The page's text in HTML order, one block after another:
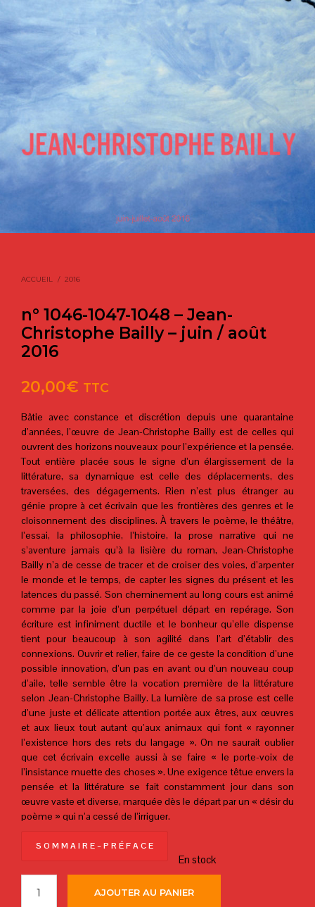
ACCUEIL / 2016
n° 1046-1047-1048 – Jean-
Christophe Bailly – juin / août
2016
20,00€ TTC
Bâtie avec constance et discrétion depuis une quarantaine
d’années, l’œuvre de Jean-Christophe Bailly est de celles qui
ouvrent des horizons nouveaux pour l’expérience et la pensée.
Tout entière placée sous le signe d’un élargissement de la
littérature, sa dynamique est celle des déplacements, des
traversées, des dégagements. Rien n’est plus étranger au
génie propre à cet écrivain que les frontières des genres et le
cloisonnement des disciplines. À travers le poème, le théâtre,
l’essai, la philosophie, l’histoire, la prose narrative qui ne
s’aventure jamais qu’à la lisière du roman, Jean-Christophe
Bailly n’a de cesse de tracer et de croiser des voies, d’arpenter
le monde et le temps, de capter les signes du présent et les
latences du passé. Son cheminement au long cours est animé
comme par la joie d’un perpétuel départ en repérage. Son
écriture est infiniment ductile et le bonheur qu’elle dispense
tient pour beaucoup à son agilité dans l’art d’établir des
connexions. Ouvrir et relier, faire de ce geste la condition d’une
possible innovation, d’un pas en avant ou d’un nouveau coup
d’aile, telle semble être la vocation première de la littérature
selon Jean-Christophe Bailly. La lumière de sa prose est celle
d’une juste et délicate attention portée aux êtres, aux œuvres
et aux lieux tout autant qu’aux animaux qui font « rayonner
l’existence hors des rets du langage ». On ne saurait oublier
que cet écrivain excelle aussi à se faire « le porte-voix de
l’insistance muette des choses ». Une exigence têtue envers la
pensée et la littérature se fait constamment jour dans son
œuvre vaste et diverse, marquée dès le départ par un « désir du
poème » qui n’a cessé de l’irriguer.
S O M M A I R E – P R É F A C E
En stock
AJOUTER AU PANIER